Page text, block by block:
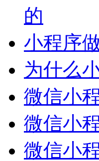
的
小程序
为什么
微信小
微信小
微信小